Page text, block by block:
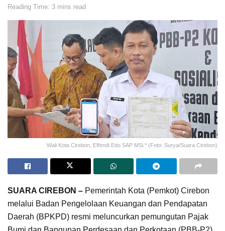
Reading Time: 3 mins read
Wali Kota Cirebon, Effendi Edo SAP MSi.* (Foto: Surya/Suara Cirebon)
SUARA CIREBON – Pemerintah Kota (Pemkot) Cirebon
melalui Badan Pengelolaan Keuangan dan Pendapatan
Daerah (BPKPD) resmi meluncurkan pemungutan Pajak